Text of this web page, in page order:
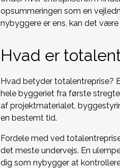
opsummeringen som en
nybyggere er ens, kan det
Hvad er
Hvad betyder totalentreprise?
hele byggeriet fra første
af projektmaterialet,
en bestemt tid.
Fordele med ved
det meste undervejs. En
dig som nybygger at